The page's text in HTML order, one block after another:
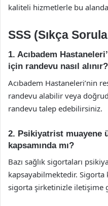
kaliteli hizmetlerle bu
SSS (Sıkça
1. Acıbadem
için randevu nasıl alınır?
Acıbadem Hastaneleri’nin
randevu alabilir veya
randevu talep edebilirsiniz.
2. Psikiyatrist muayene
kapsamında mı?
Bazı sağlık sigortaları
kapsayabilmektedir. Sigorta
sigorta şirketinizle iletişime